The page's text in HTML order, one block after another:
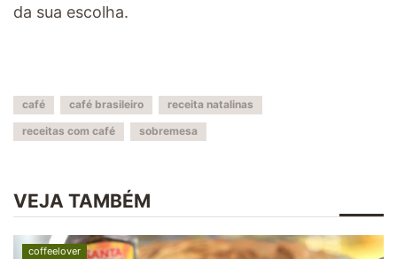
da sua escolha.
café café brasileiro
receita natalinas
receitas com café
sobremesa
VEJA TAMBÉM
coffeelover